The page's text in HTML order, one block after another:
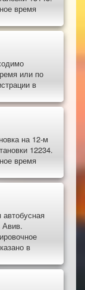
время
или по
в
на 12-м
12234.
время
Авив.
в